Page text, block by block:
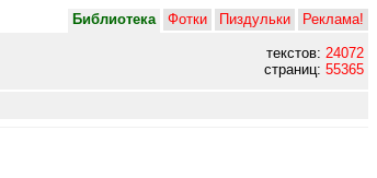
Библиотека Фотки Пиздульки Реклама!
текстов: 24072
страниц: 55365